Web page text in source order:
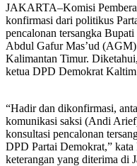
JAKARTA–Komisi
konfirmasi dari politikus
pencalonan tersangka
Abdul Gafur Mas’ud
Kalimantan Timur.
ketua DPD Demokrat
“Hadir dan dikonfirmasi,
komunikasi saksi (Andi
konsultasi pencalonan
DPD Partai Demokrat,” kata
keterangan yang diterima di